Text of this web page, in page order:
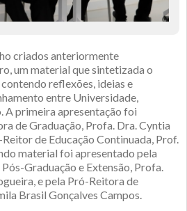
criados anteriormente
um material que sintetizada o
reflexões, ideias e
entre Universidade,
A primeira apresentação foi
de Graduação, Profa. Dra. Cyntia
de Educação Continuada, Prof.
material foi apresentado pela
Graduação e Extensão, Profa.
e pela Pró-Reitora de
Brasil Gonçalves Campos.